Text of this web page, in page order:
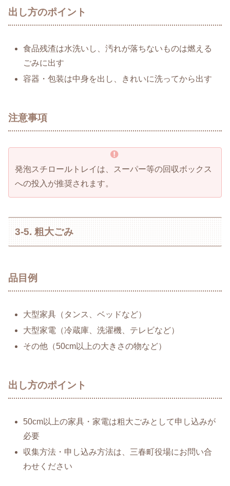
出し方のポイント
食品残渣は水洗いし、汚れが落ちないものは燃える
ごみに出す
容器・包装は中身を出し、きれいに洗ってから出す
注意事項
発泡スチロールトレイは、スーパー等の回収ボックス
への投入が推奨されます。
3-5. 粗大ごみ
品目例
大型家具（タンス、ベッドなど）
大型家電（冷蔵庫、洗濯機、テレビなど）
その他（50cm以上の大きさの物など）
出し方のポイント
50cm以上の家具・家電は粗大ごみとして申し込みが
必要
収集方法・申し込み方法は、三春町役場にお問い合
わせください